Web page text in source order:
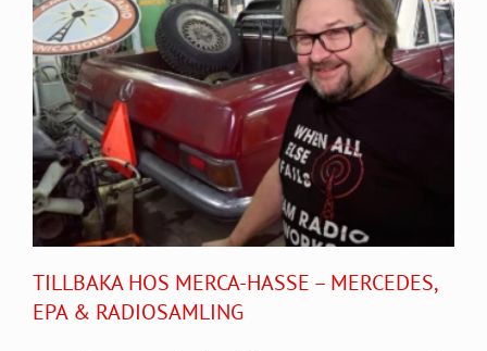
TILLBAKA HOS MERCA-HASSE – MERCEDES,
EPA & RADIOSAMLING